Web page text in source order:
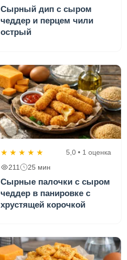
Сырный дип с сыром
чеддер и перцем чили
острый
★ ★ ★ ★ ★
5,0 • 1 оценка
211
25 мин
Сырные палочки с сыром
чеддер в панировке с
хрустящей корочкой